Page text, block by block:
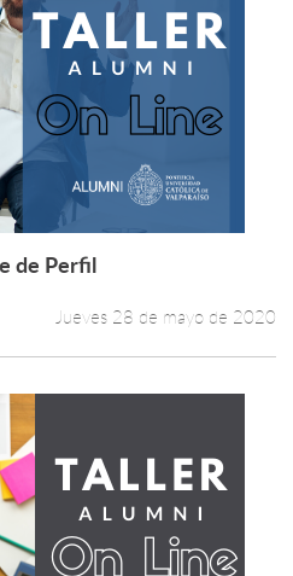
Leer más +
de Perfil
Jueves 28 de mayo de 2020